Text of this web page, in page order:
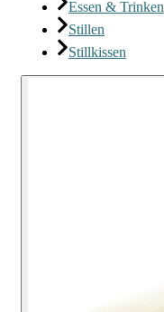
Essen & Trinken
Stillen
Stillkissen